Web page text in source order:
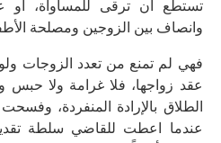
تستطع أن ترقى للمساواة، أو
وانصاف بين الزوجين ومصلحة
فهي لم تمنع من تعدد الزوجات
عقد زواجها، فلا غرامة ولا حبس
الطلاق بالإرادة المنفردة،
عندما اعطت للقاضي سلطة